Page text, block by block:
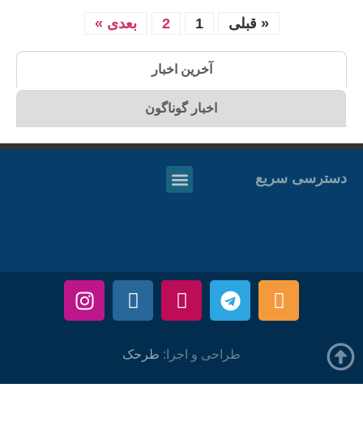
« قبلی 1
2 بعدی »
آخرین اخبار
اخبار گوناگون
دسترسی سریع
طراحی و اجرا: طرحک